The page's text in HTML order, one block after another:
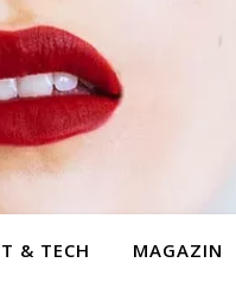
& TECH MAGAZIN